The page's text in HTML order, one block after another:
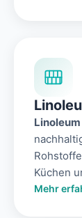
Küchen
Mehr